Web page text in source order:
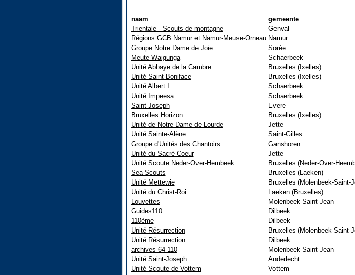
naam gemeente
Trientale - Scouts de montagne
Genval
Régions GCB Namur et Namur-Meuse-Orneau Namur
Groupe Notre Dame de Joie
Sorée
Meute Waigunga
Schaerbeek
Unité Abbaye de la Cambre
Bruxelles (Ixelles)
Unité Saint-Boniface
Bruxelles (Ixelles)
Unité Albert I
Schaerbeek
Unité Impeesa
Schaerbeek
Saint Joseph
Evere
Bruxelles Horizon
Bruxelles (Ixelles)
Unité de Notre Dame de Lourde
Jette
Unité Sainte-Alène
Saint-Gilles
Groupe d'Unités des Chantoirs
Ganshoren
Unité du Sacré-Coeur
Jette
Unité Scoute Neder-Over-Hembeek
Bruxelles (Neder-Over-
Sea Scouts
Bruxelles (Laeken)
Unité Mettewie
Bruxelles (Molenbeek-Saint-
Unité du Christ-Roi
Laeken (Bruxelles)
Louvettes
Molenbeek-Saint-Jean
Guides110
Dilbeek
110ème
Dilbeek
Unité Résurrection
Bruxelles (Molenbeek-Saint-
Unité Résurrection
Dilbeek
archives 64 110
Molenbeek-Saint-Jean
Unité Saint-Joseph
Anderlecht
Unité Scoute de Vottem
Vottem